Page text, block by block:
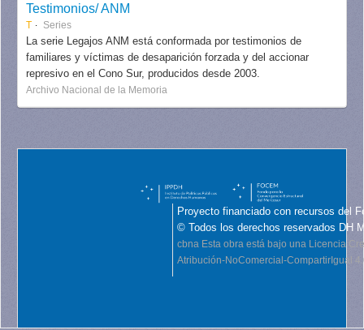
Testimonios/ ANM
T Series
La serie Legajos ANM está conformada por testimonios de
familiares y víctimas de desaparición forzada y del accionar
represivo en el Cono Sur, producidos desde 2003.
Archivo Nacional de la Memoria
Proyecto financiado con recursos del
© Todos los derechos reservados DH
cbna Esta obra está bajo una Licencia
Atribución-NoComercial-CompartirIgual